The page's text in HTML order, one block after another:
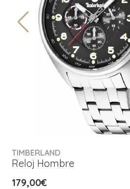
TIMBERLAND
Reloj Hombre
179,00€